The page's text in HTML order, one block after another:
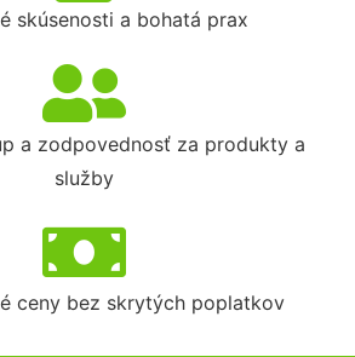
skúsenosti a bohatá prax
a zodpovednosť za produkty a
služby
ceny bez skrytých poplatkov